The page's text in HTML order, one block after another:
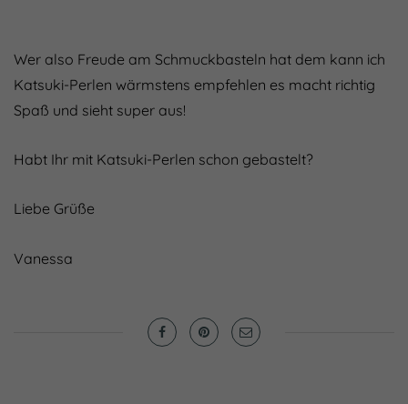
Wer also Freude am Schmuckbasteln hat dem kann ich
Katsuki-Perlen wärmstens empfehlen es macht richtig
Spaß und sieht super aus!
Habt Ihr mit Katsuki-Perlen schon gebastelt?
Liebe Grüße
Vanessa